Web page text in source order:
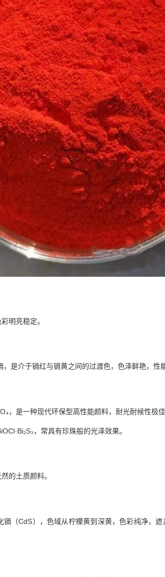
明亮稳定。
是介于镉红与镉黄之间的过渡色，色泽鲜艳，性
，是一种现代环保型高性能颜料，耐光耐候性极
，常具有珍珠般的光泽效果。
的土质颜料。
（CdS），色域从柠檬黄到深黄，色彩纯净，